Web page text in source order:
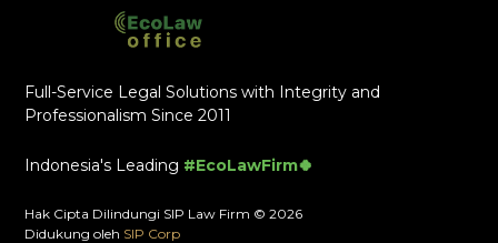
Full-Service Legal Solutions with Integrity and
Professionalism Since 2011
Indonesia's Leading #EcoLawFirm🍀
Hak Cipta Dilindungi SIP Law Firm © 2026
Didukung oleh SIP Corp